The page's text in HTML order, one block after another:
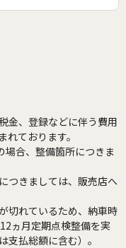
金、登録などに伴う費用
ております。
場合、整備箇所につきま
つきましては、販売店へ
切れているため、納車時
ヵ月定期点検整備を実
払総額に含む）。